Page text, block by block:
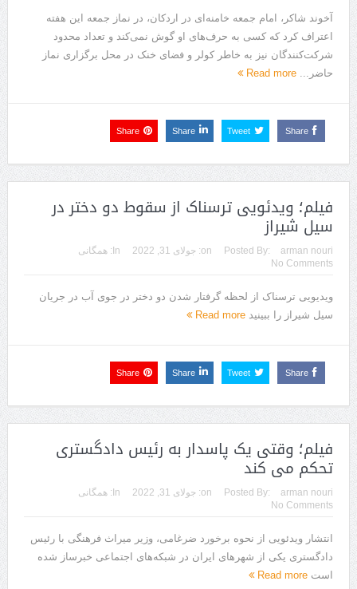
آخوند شاکر، امام جمعه خامنه‌ای در اردکان، در نماز جمعه‌ این هفته
اعتراف کرد که کسی به حرف‌های او گوش نمی‌کند و تعداد محدود
شرکت‌کنندگان نیز به‌ خاطر کولر و فضای خنک در محل برگزاری نماز
حاضر... Read more
Share
Tweet
Share
Share
فیلم؛ ویدئویی ترسناک از سقوط دو دختر در
سیل شیراز
Posted By: arman nouri
on: جولای 31, 2022 In: همگانی
No Comments
ویدیویی ترسناک از لحظه گرفتار شدن دو دختر در جوی آب در جریان
سیل شیراز را ببینید Read more
Share
Tweet
Share
Share
فیلم؛ وقتی یک پاسدار به رئیس دادگستری
تحکم می‌ کند
Posted By: arman nouri
on: جولای 31, 2022 In: همگانی
No Comments
انتشار ویدئویی از نحوه برخورد ضرغامی، وزیر میراث فرهنگی با رئیس
دادگستری یکی از شهرهای ایران در شبکه‌های اجتماعی خبرساز شده
است Read more